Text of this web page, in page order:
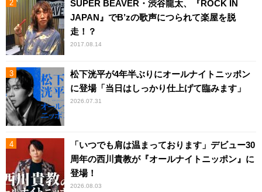
SUPER BEAVER・渋谷龍太、『ROCK IN
JAPAN』でB’zの歌声につられて楽屋を脱
走！？
2017.08.14
松下洸平が4年半ぶりにオールナイトニッポン
に登場「当日はしっかり仕上げて臨みます」
2026.07.31
「いつでも肩は温まっております」デビュー30
周年の西川貴教が『オールナイトニッポン』に
登場！
2026.08.03